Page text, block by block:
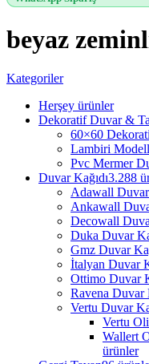
beyaz
Kategoriler
Herşey ürünler
Dekoratif Duvar &
60×60
Lambiri
Pvc Mermer
Duvar Kağıdı3.288
Adawall Duvar
Ankawall
Decowall
Duka Duvar
Gmz Duvar
İtalyan Duvar
Ottimo Duvar
Ravena Duvar
Vertu Duvar
Vertu
Wallert
ürünler